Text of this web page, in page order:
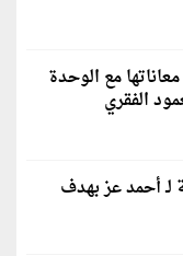
مع الوحدة
الفقري
لـ أحمد عز بهدف